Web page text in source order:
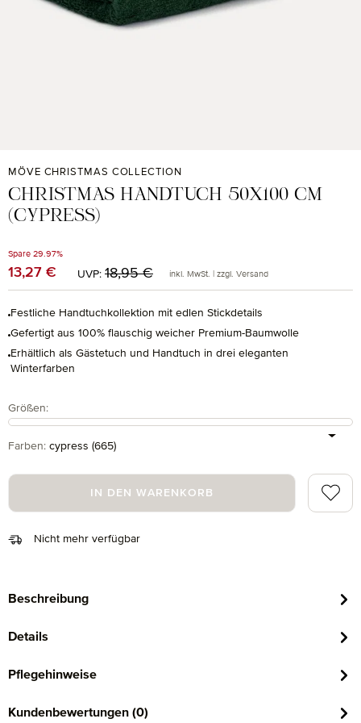
MÖVE CHRISTMAS COLLECTION
CHRISTMAS HANDTUCH 50X100 CM
(CYPRESS)
Spare 29.97%
Verkaufspreis:
13,27 € UVP: Regulärer Preis:
18,95 € inkl. MwSt. | zzgl. Versand
Festliche Handtuchkollektion mit edlen Stickdetails
Gefertigt aus 100% flauschig weicher Premium-Baumwolle
Erhältlich als Gästetuch und Handtuch in drei eleganten
Winterfarben
Nicht mehr verfügbar
Größenauswählen
:
Farbenauswählen
: cypress (665)
IN DEN WARENKORB
Zum
Beschreibung
Details
Pflegehinweise
Kundenbewertungen (0)